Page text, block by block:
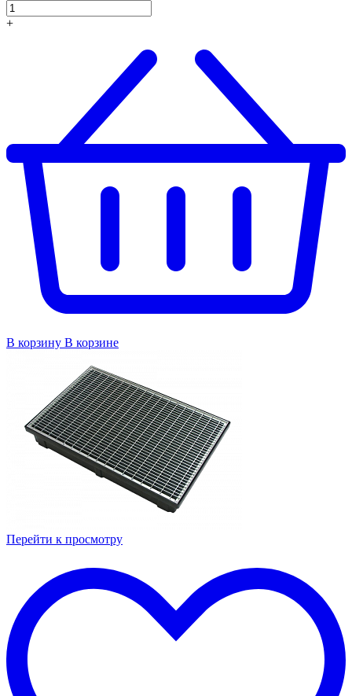
+
В корзину В корзине
Перейти к просмотру